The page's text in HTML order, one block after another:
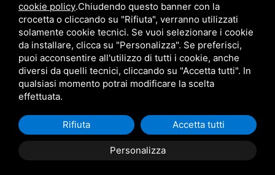
Questo sito è protetto da Google reCAPTCHA v3,Privacy Policy
Terms of Service
cookie policy.Chiudendo questo banner con la
crocetta o cliccando su "Rifiuta", verranno utilizzati
solamente cookie tecnici. Se vuoi selezionare i cookie
da installare, clicca su "Personalizza". Se preferisci,
puoi acconsentire all'utilizzo di tutti i cookie, anche
diversi da quelli tecnici, cliccando su "Accetta tutti". In
qualsiasi momento potrai modificare la scelta
effettuata.
Personalizza
Rifiuta Accetta tutti